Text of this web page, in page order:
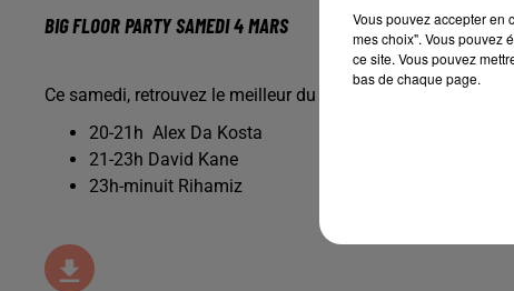
BIG FLOOR PARTY SAMEDI 4 MARS
Ce samedi, retrouvez le meilleur du son club en Alsace avec :
20-21h Alex Da Kosta
21-23h David Kane
23h-minuit Rihamiz
Vous pouvez accepter en
mes choix". Vous pouvez
ce site. Vous pouvez
bas de chaque page.